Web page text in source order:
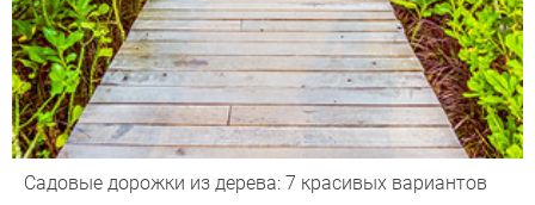
Садовые дорожки из дерева: 7 красивых вариантов